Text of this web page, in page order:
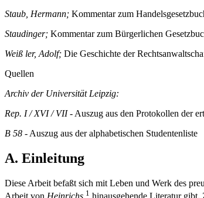
Staub, Hermann; Kommentar zum
Staudinger; Kommentar zum Bürgerlichen
Weiß ler, Adolf; Die Geschichte der
Quellen
Archiv der Universität Leipzig:
Rep. I / XVI / VII - Auszug aus den Protokollen der
B 58 - Auszug aus der alphabetischen Studentenliste
A. Einleitung
Diese Arbeit befaßt sich mit Leben und Werk des
1